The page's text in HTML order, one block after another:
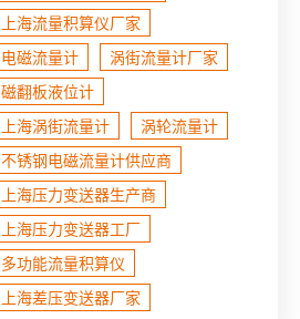
上海流量积算仪厂家
电磁流量计
涡街流量计厂家
磁翻板液位计
上海涡街流量计
涡轮流量计
不锈钢电磁流量计​供应商
上海压力变送器生产商
上海压力变送器工厂
多功能流量积算仪
上海差压变送器厂家